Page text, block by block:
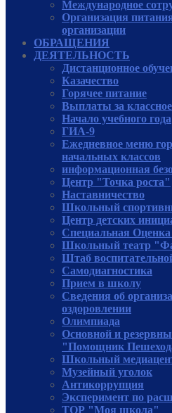
Международное
Организация
организации
ОБРАЩЕНИЯ
ДЕЯТЕЛЬНОСТЬ
Дистанционное
Казачество
Горячее питание
Выплаты за
Начало учебного года
ГИА-9
Ежедневное меню
начальных классов
информационная
Центр "Точка роста"
Наставничество
Школьный
Центр детских
Специальная
Школьный театр
Штаб
Самодиагностика
Прием в школу
Сведения об
оздоровлении
Олимпиада
Основной и
"Помощник
Школьный
Музейный уголок
Антикоррупция
Эксперимент по
ТОР "Моя школа"